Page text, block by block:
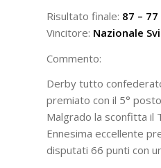
Risultato finale: 87 – 77
Vincitore: Nazionale
Commento:
Derby tutto
premiato con il 5°
Malgrado la sconfitta il
Ennesima eccellente
disputati 66 punti con